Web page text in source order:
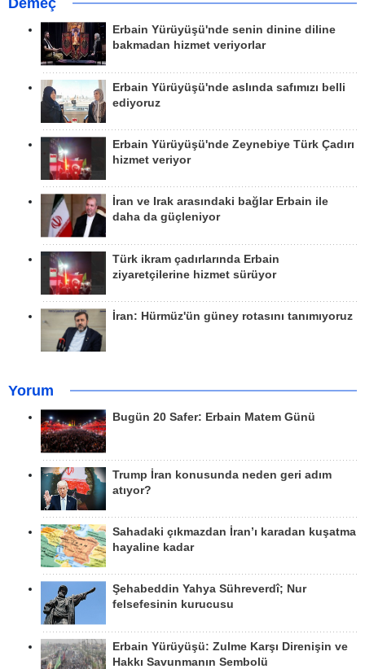
Demeç
Erbain Yürüyüşü'nde senin dinine diline
bakmadan hizmet veriyorlar
Erbain Yürüyüşü'nde aslında safımızı belli
ediyoruz
Erbain Yürüyüşü'nde Zeynebiye Türk Çadırı
hizmet veriyor
İran ve Irak arasındaki bağlar Erbain ile
daha da güçleniyor
Türk ikram çadırlarında Erbain
ziyaretçilerine hizmet sürüyor
İran: Hürmüz'ün güney rotasını tanımıyoruz
Yorum
Bugün 20 Safer: Erbain Matem Günü
Trump İran konusunda neden geri adım
atıyor?
Sahadaki çıkmazdan İran’ı karadan kuşatma
hayaline kadar
Şehabeddin Yahya Sühreverdî; Nur
felsefesinin kurucusu
Erbain Yürüyüşü: Zulme Karşı Direnişin ve
Hakkı Savunmanın Sembolü